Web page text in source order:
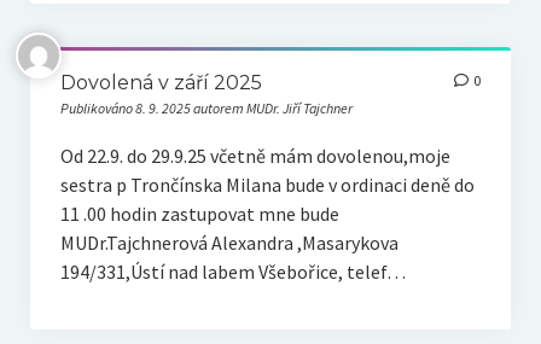
Dovolená v září 2025
Publikováno 8. 9. 2025 autorem MUDr. Jiří Tajchner
0
Od 22.9. do 29.9.25 včetně mám dovolenou,moje
sestra p Trončínska Milana bude v ordinaci deně do
11 .00 hodin zastupovat mne bude
MUDr.Tajchnerová Alexandra ,Masarykova
194/331,Ústí nad labem Všebořice, telef…